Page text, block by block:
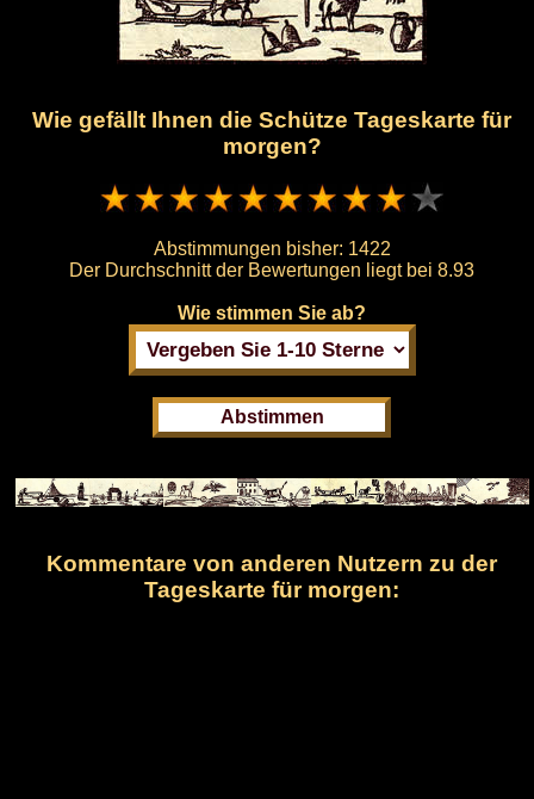
Wie gefällt Ihnen die Schütze Tageskarte für
morgen?
Abstimmungen bisher: 1422
Der Durchschnitt der Bewertungen liegt bei 8.93
Wie stimmen Sie ab?
Kommentare von anderen Nutzern zu der
Tageskarte für morgen: